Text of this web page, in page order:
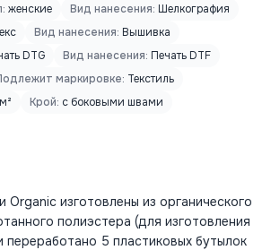
женские Вид нанесения: Шелкография
Вид нанесения: Вышивка
DTG Вид нанесения: Печать DTF
маркировке: Текстиль
Крой: с боковыми швами
Organic изготовлены из органического
полиэстера (для изготовления
переработано 5 пластиковых бутылок